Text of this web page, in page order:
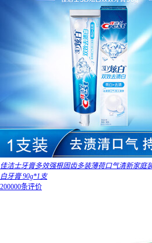
佳洁士牙膏多效强根固齿多装薄荷口气清新家庭
白牙膏 90g*1支
200000条评价